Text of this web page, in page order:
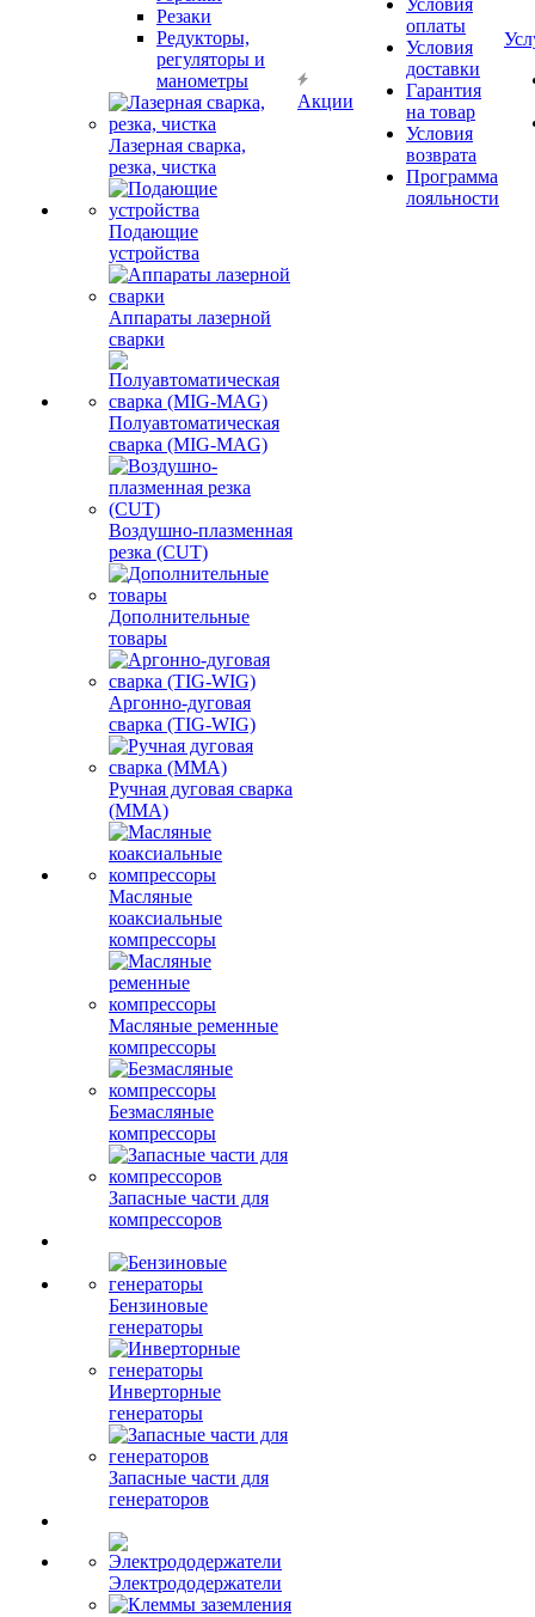
Резаки
Редукторы,
регуляторы и
манометры
Лазерная сварка,
резка, чистка
Подающие
устройства
Аппараты лазерной
сварки
Полуавтоматическая
сварка (MIG-MAG)
Воздушно-плазменная
резка (CUT)
Дополнительные
товары
Аргонно-дуговая
сварка (TIG-WIG)
Ручная дуговая сварка
(MMA)
Масляные
коаксиальные
компрессоры
Масляные ременные
компрессоры
Безмасляные
компрессоры
Запасные части для
компрессоров
Бензиновые
генераторы
Инверторные
генераторы
Запасные части для
генераторов
Электрододержатели
Акции
Условия
оплаты
Условия
доставки
Гарантия
на товар
Условия
возврата
Программа
лояльности